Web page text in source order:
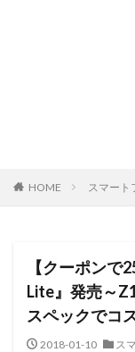
HOME スマート
【クーポンで
Lite』発売～
スペックでコ
2018-01-10 ス